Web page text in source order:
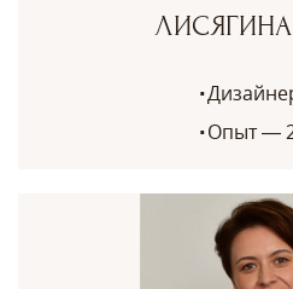
Опыт —